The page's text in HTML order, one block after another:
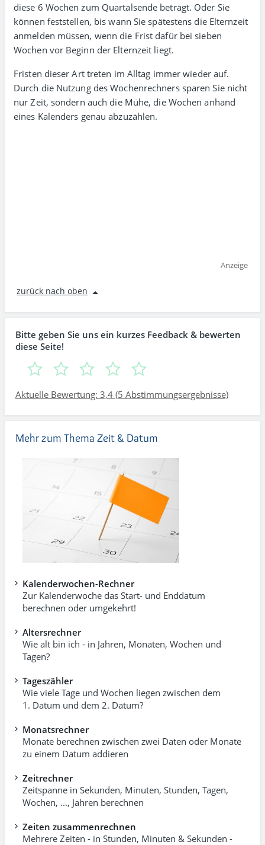
diese 6 Wochen zum Quartals­ende beträgt. Oder Sie
können fest­stellen, bis wann Sie spätestens die Eltern­zeit
anmelden müssen, wenn die Frist dafür bei sieben
Wochen vor Beginn der Elternzeit liegt.
Fristen dieser Art treten im Alltag immer wieder auf.
Durch die Nutzung des Wochenrechners sparen Sie nicht
nur Zeit, sondern auch die Mühe, die Wochen anhand
eines Kalenders genau abzuzählen.
Anzeige
zurück nach oben
Bitte geben Sie uns ein kurzes Feedback & bewerten
diese Seite!
Aktuelle Bewertung: 3,4 (5 Abstimmungsergebnisse)
Mehr zum Thema Zeit & Datum
Kalenderwochen-Rechner
Zur Kalenderwoche das Start- und Enddatum
berechnen oder umgekehrt!
Altersrechner
Wie alt bin ich - in Jahren, Monaten, Wochen und
Tagen?
Tageszähler
Wie viele Tage und Wochen liegen zwischen dem
1. Datum und dem 2. Datum?
Monatsrechner
Monate berechnen zwischen zwei Daten oder Monate
zu einem Datum addieren
Zeitrechner
Zeitspanne in Sekunden, Minuten, Stunden, Tagen,
Wochen, ..., Jahren berechnen
Zeiten zusammenrechnen
Mehrere Zeiten - in Stunden, Minuten & Sekunden -